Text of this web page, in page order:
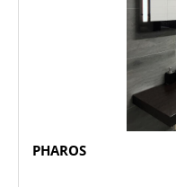
PHAROS